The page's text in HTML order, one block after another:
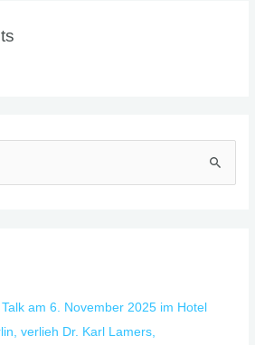
am 6. November 2025 im Hotel
verlieh Dr. Karl Lamers,